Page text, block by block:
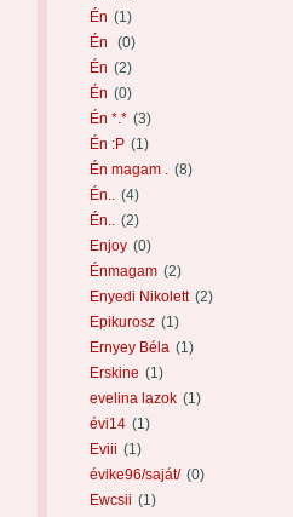
Én (1)
Én
(0)
Én (2)
Én (0)
Én *.* (3)
Én :P (1)
Én magam .
(8)
Én..
(4)
Én..
(2)
Enjoy (0)
Énmagam (2)
Enyedi Nikolett (2)
Epikurosz (1)
Ernyey Béla (1)
Erskine (1)
evelina lazok (1)
évi14 (1)
Eviii (1)
évike96/saját/ (0)
Ewcsii (1)